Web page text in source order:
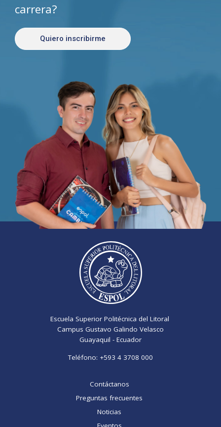
carrera?
Quiero inscribirme
Escuela Superior Politécnica del Litoral
Campus Gustavo Galindo Velasco
Guayaquil - Ecuador
Teléfono: +593 4 3708 000
Contáctanos
Preguntas frecuentes
Noticias